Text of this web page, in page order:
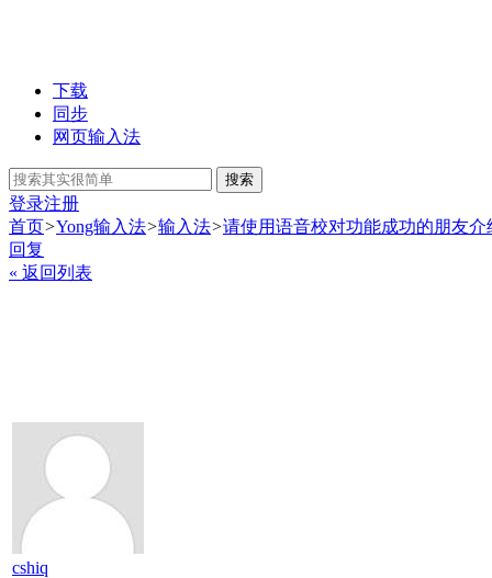
下载
同步
网页输入法
搜索
登录注册
首页>Yong输入法>输入法>请使用语音校对功能成功的朋友
回复
« 返回列表
cshiq